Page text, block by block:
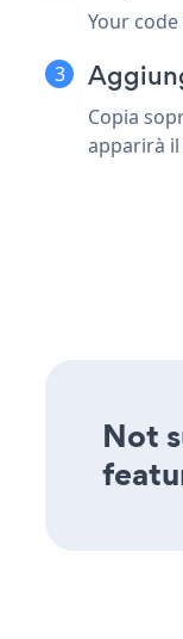
Your
Copia
apparirà
Not